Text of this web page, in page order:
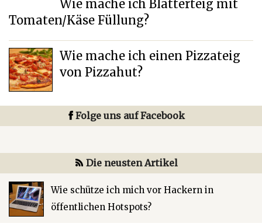
Wie mache ich Blätterteig mit
Tomaten/Käse Füllung?
Wie mache ich einen Pizzateig
von Pizzahut?
Folge uns auf Facebook
Die neusten Artikel
Wie schütze ich mich vor Hackern in
öffentlichen Hotspots?